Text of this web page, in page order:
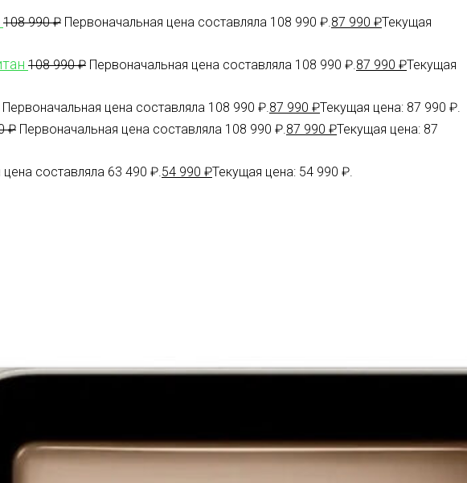
108 990₽ Первоначальная цена составляла 108 990 ₽. 87 990 ₽Текущая
108 990₽ Первоначальная цена составляла 108 990 ₽. 87 990 ₽Текущая
Первоначальная цена составляла 108 990 ₽. 87 990 ₽Текущая цена: 87 990 ₽.
₽ Первоначальная цена составляла 108 990 ₽. 87 990 ₽Текущая цена: 87
составляла 63 490 ₽. 54 990 ₽Текущая цена: 54 990 ₽.